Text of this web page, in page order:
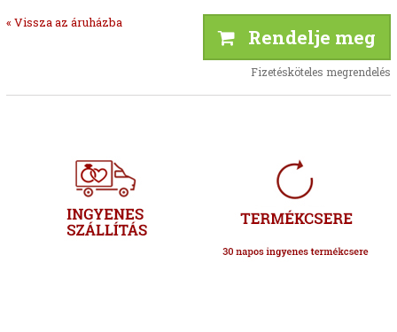
« Vissza az áruházba
Rendelje meg
Fizetésköteles megrendelés